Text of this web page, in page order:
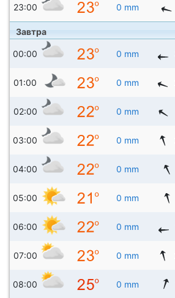
23:00 0 mm
Завтра
00:00 0 mm
01:00 0 mm
02:00 0 mm
03:00 0 mm
04:00 0 mm
05:00 0 mm
06:00 0 mm
07:00 0 mm
08:00 0 mm